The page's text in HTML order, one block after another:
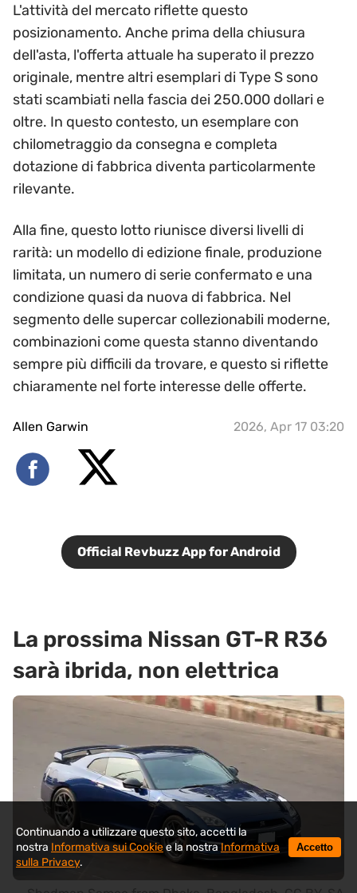
L'attività del mercato riflette questo
posizionamento. Anche prima della chiusura
dell'asta, l'offerta attuale ha superato il prezzo
originale, mentre altri esemplari di Type S sono
stati scambiati nella fascia dei 250.000 dollari e
oltre. In questo contesto, un esemplare con
chilometraggio da consegna e completa
dotazione di fabbrica diventa particolarmente
rilevante.
Alla fine, questo lotto riunisce diversi livelli di
rarità: un modello di edizione finale, produzione
limitata, un numero di serie confermato e una
condizione quasi da nuova di fabbrica. Nel
segmento delle supercar collezionabili moderne,
combinazioni come questa stanno diventando
sempre più difficili da trovare, e questo si riflette
chiaramente nel forte interesse delle offerte.
Allen Garwin 2026, Apr 17 03:20
Official Revbuzz App for Android
La prossima Nissan GT-R R36
sarà ibrida, non elettrica
Continuando a utilizzare questo sito, accetti la
nostra Informativa sui Cookiee la nostraInformativa
sulla Privacy.
Accetto